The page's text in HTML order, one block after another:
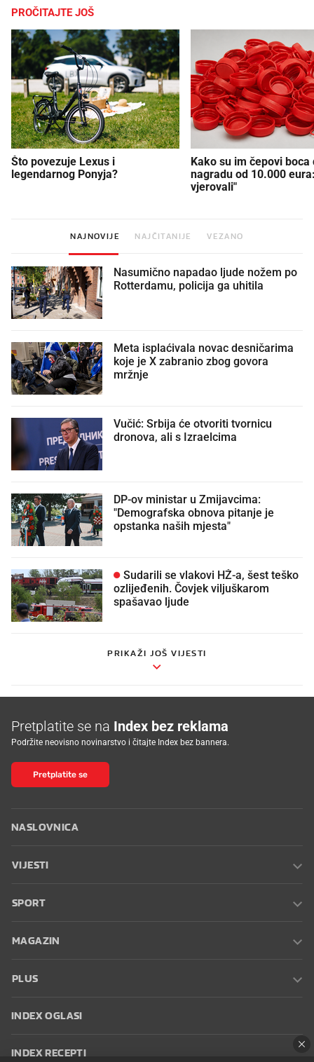
PROČITAJTE JOŠ
Što povezuje Lexus i
legendarnog Ponyja?
Kako su im čepovi boca
nagradu od 10.000
vjerovali"
NAJNOVIJE NAJČITANIJE VEZANO
Nasumično napadao ljude nožem po
Rotterdamu, policija ga uhitila
Meta isplaćivala novac desničarima
koje je X zabranio zbog govora
mržnje
Vučić: Srbija će otvoriti tvornicu
dronova, ali s Izraelcima
DP-ov ministar u Zmijavcima:
"Demografska obnova pitanje je
opstanka naših mjesta"
Sudarili se vlakovi HŽ-a, šest teško
ozlijeđenih. Čovjek viljuškarom
spašavao ljude
PRIKAŽI JOŠ VIJESTI
Pretplatite se na Index bez reklama
Podržite neovisno novinarstvo i čitajte Index bez bannera.
Pretplatite se
NASLOVNICA
VIJESTI
SPORT
MAGAZIN
PLUS
INDEX OGLASI
INDEX RECEPTI